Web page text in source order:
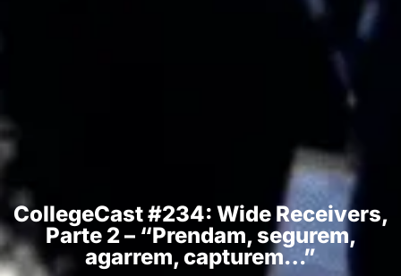
CollegeCast #234: Wide Receivers,
Parte 2 – “Prendam, segurem,
agarrem, capturem…”